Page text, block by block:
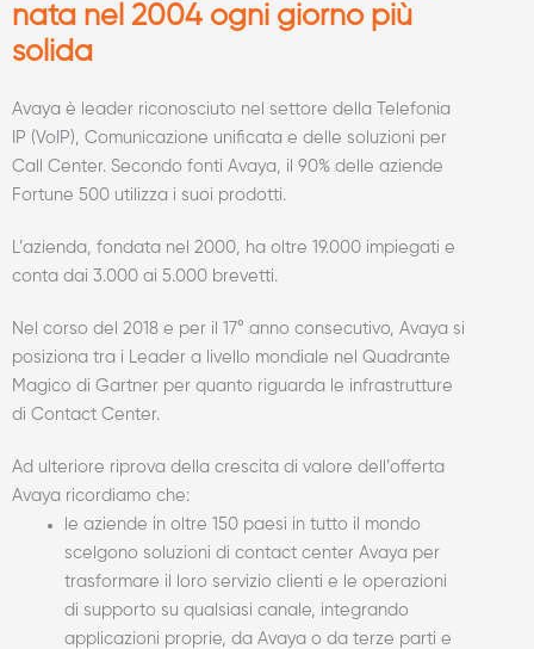
nata nel 2004 ogni giorno più
solida
Avaya è leader riconosciuto nel settore della Telefonia
IP (VoIP), Comunicazione unificata e delle soluzioni per
Call Center. Secondo fonti Avaya, il 90% delle aziende
Fortune 500 utilizza i suoi prodotti.
L’azienda, fondata nel 2000, ha oltre 19.000 impiegati e
conta dai 3.000 ai 5.000 brevetti.
Nel corso del 2018 e per il 17° anno consecutivo, Avaya si
posiziona tra i Leader a livello mondiale nel Quadrante
Magico di Gartner per quanto riguarda le infrastrutture
di Contact Center.
Ad ulteriore riprova della crescita di valore dell’offerta
Avaya ricordiamo che:
le aziende in oltre 150 paesi in tutto il mondo
scelgono soluzioni di contact center Avaya per
trasformare il loro servizio clienti e le operazioni
di supporto su qualsiasi canale, integrando
applicazioni proprie, da Avaya o da terze parti e